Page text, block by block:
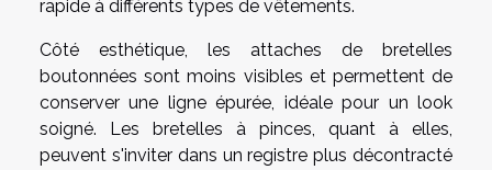
rapide à différents types de vêtements.
Côté esthétique, les attaches de bretelles
boutonnées sont moins visibles et permettent de
conserver une ligne épurée, idéale pour un look
soigné. Les bretelles à pinces, quant à elles,
peuvent s'inviter dans un registre plus décontracté